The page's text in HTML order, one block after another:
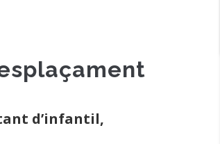
d’infantil,